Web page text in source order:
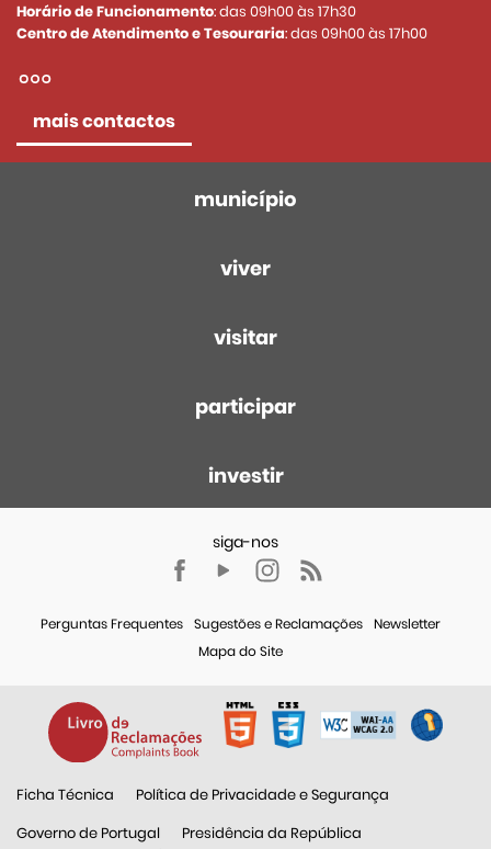
Horário de Funcionamento: das 09h00 às 17h30
Centro de Atendimento e Tesouraria: das 09h00 às 17h00
mais contactos
município
viver
visitar
participar
investir
Perguntas Frequentes Sugestões e Reclamações
Newsletter
Mapa do Site
Ficha Técnica
Política de Privacidade e Segurança
Governo de Portugal
Presidência da República